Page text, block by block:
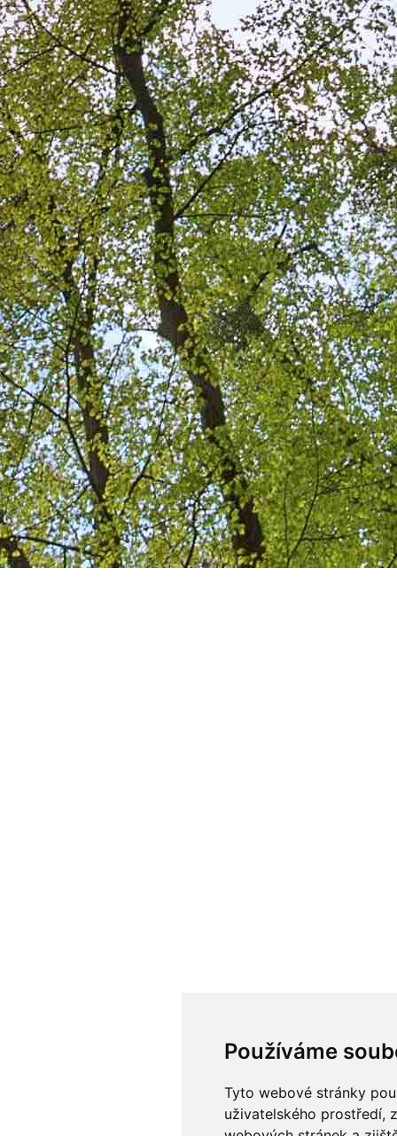
Používáme
Tyto webové stránky
uživatelského prostředí,